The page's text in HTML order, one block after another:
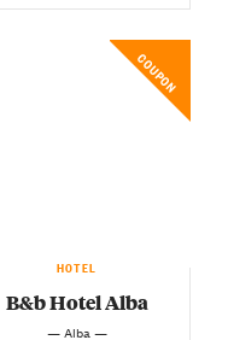
COUPON
HOTEL
B&b Hotel Alba
— Alba —